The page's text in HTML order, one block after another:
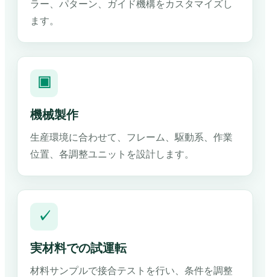
ラー、パターン、ガイド機構をカスタマイズし
ます。
▣
機械製作
生産環境に合わせて、フレーム、駆動系、作業
位置、各調整ユニットを設計します。
✓
実材料での試運転
材料サンプルで接合テストを行い、条件を調整